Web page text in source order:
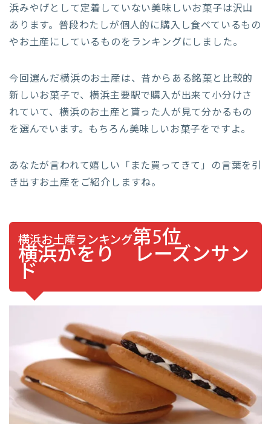
浜みやげとして定着していない美味しいお菓子は沢山
あります。普段わたしが個人的に購入し食べているもの
やお土産にしているものをランキングにしました。
今回選んだ横浜のお土産は、昔からある銘菓と比較的
新しいお菓子で、横浜主要駅で購入が出来て小分けさ
れていて、横浜のお土産と貰った人が見て分かるもの
を選んでいます。もちろん美味しいお菓子をですよ。
あなたが言われて嬉しい「また買ってきて」の言葉を引
き出すお土産をご紹介しますね。
横浜お土産ランキング第5位
横浜かをり レーズンサン
ド